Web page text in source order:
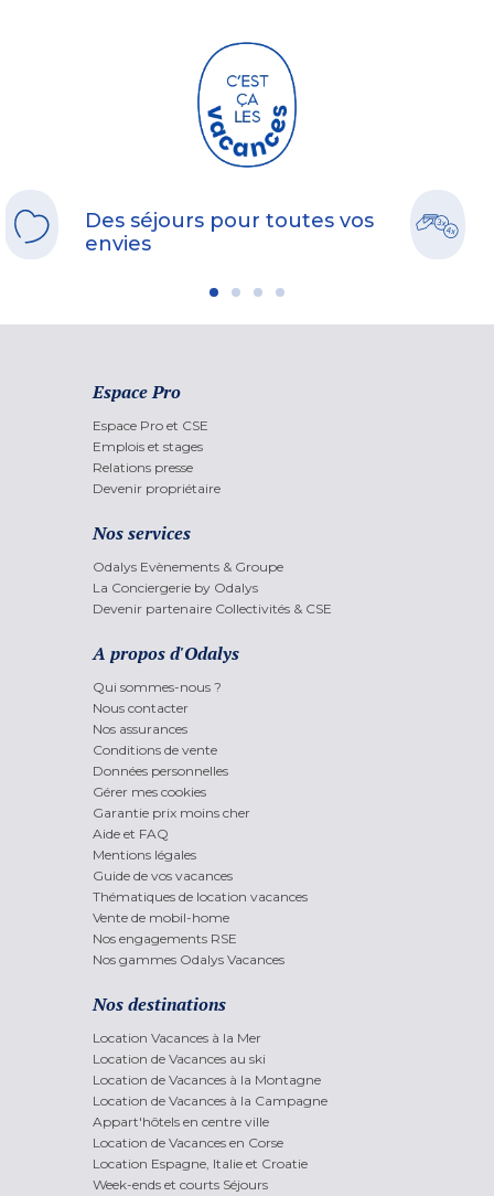
Des séjours pour toutes vos
envies
Espace Pro
Espace Pro et CSE
Emplois et stages
Relations presse
Devenir propriétaire
Nos services
Odalys Evènements & Groupe
La Conciergerie by Odalys
Devenir partenaire Collectivités & CSE
A propos d'Odalys
Qui sommes-nous ?
Nous contacter
Nos assurances
Conditions de vente
Données personnelles
Gérer mes cookies
Garantie prix moins cher
Aide et FAQ
Mentions légales
Guide de vos vacances
Thématiques de location vacances
Vente de mobil-home
Nos engagements RSE
Nos gammes Odalys Vacances
Nos destinations
Location Vacances à la Mer
Location de Vacances au ski
Location de Vacances à la Montagne
Location de Vacances à la Campagne
Appart'hôtels en centre ville
Location de Vacances en Corse
Location Espagne, Italie et Croatie
Week-ends et courts Séjours